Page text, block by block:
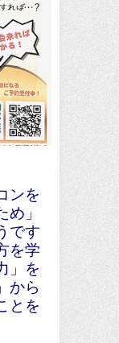
ンを
」
です
を学
」を
から
とを